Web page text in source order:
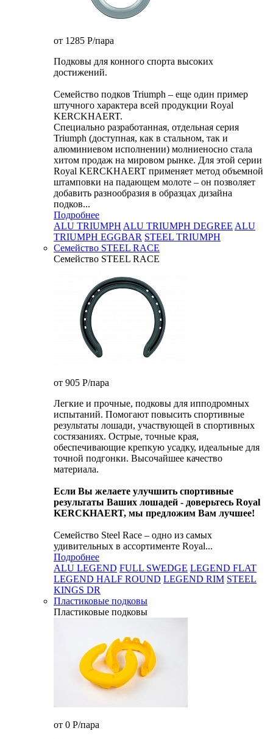
от 1285 P/пара
Подковы для конного спорта высоких
достижений.
Семейство подков Triumph – еще один пример
штучного характера всей продукции Royal
KERCKHAERT.
Специально разработанная, отдельная серия
Triumph (доступная, как в стальном, так и
алюминиевом исполнении) молниеносно стала
хитом продаж на мировом рынке. Для этой серии
Royal KERCKHAERT применяет метод объемной
штамповки на падающем молоте – он позволяет
добавить разнообразия в образцах дизайна
подков...
Подробнее
ALU TRIUMPH ALU TRIUMPH DEGREE ALU
TRIUMPH EGGBAR STEEL TRIUMPH
Семейство STEEL RACE
Семейство STEEL RACE
от 905 P/пара
Легкие и прочные, подковы для ипподромных
испытаний. Помогают повысить спортивные
результаты лошади, участвующей в спортивных
состязаниях. Острые, точные края,
обеспечивающие крепкую усадку, идеальные для
точной подгонки. Высочайшее качество
материала.
Если Вы желаете улучшить спортивные
результаты Ваших лошадей - доверьтесь Royal
KERCKHAERT, мы предложим Вам лучшее!
Семейство Steel Race – одно из самых
удивительных в ассортименте Royal...
Подробнее
ALU LEGEND FULL SWEDGE LEGEND FLAT
LEGEND HALF ROUND LEGEND RIM STEEL
KINGS DR
Пластиковые подковы
Пластиковые подковы
от 0 P/пара